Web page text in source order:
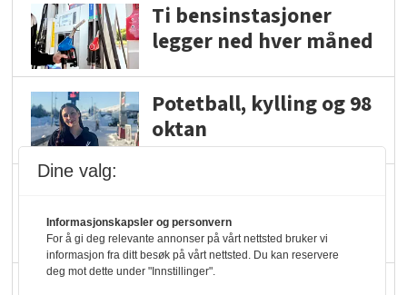
Ti bensinstasjoner
legger ned hver måned
Potetball, kylling og 98
oktan
endring: Stadig større
serveringstilbud
Dine valg:
Informasjonskapsler og personvern
For å gi deg relevante annonser på vårt nettsted bruker vi
informasjon fra ditt besøk på vårt nettsted. Du kan reservere
deg mot dette under "Innstillinger".